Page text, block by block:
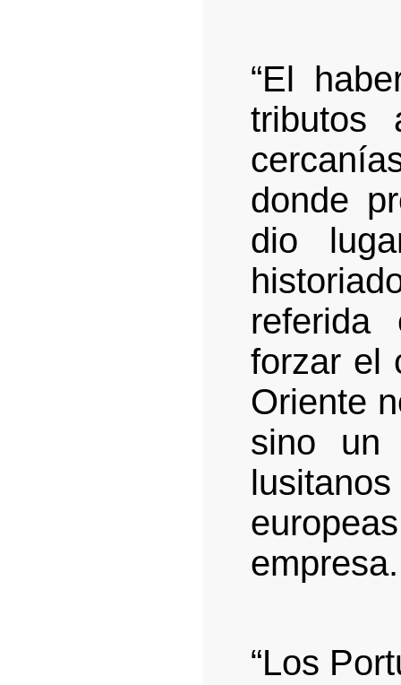
“El
tributos
donde
dio
referida
forzar el
Oriente
sino un
empresa.
“Los